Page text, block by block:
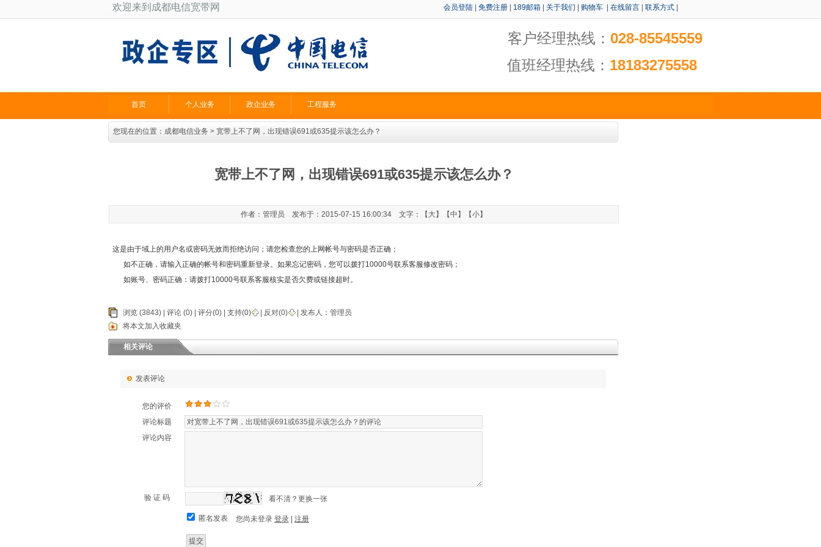
会员登陆 免费注册 189邮箱 关于我们 购物车 在线留言 联系方式
客户经理热线： 028-85545559
欢迎来到成都电信宽带网
首页 个人业务 政企业务 工程服务
值班经理热线： 18183275558
您现在的位置： 成都电信业务 > 宽带上不了网，出现错误691或635提示该怎么办？
宽带上不了网，出现错误691或635提示该怎么办？
作者：管理员 发布于：2015-07-15 16:00:34 文字：【 大】【中 】【小】
这是由于域上的用户名或密码无效而拒绝访问；请您检查您的上网帐号与密码是否正确；
如不正确，请输入正确的帐号和密码重新登录。如果忘记密码，您可以拨打10000号联系客服修改密码；
如账号、密码正确：请拨打10000号联系客服核实是否欠费或链接超时。
浏览 (3843) | 评论 (0) | 评分(0) | 支持(0) 反对(0) | 发布人： 管理员
将本文加入收藏夹
相关评论
发表评论
您的评价
评论标题
评论内容
验 证 码 看不清？更换一张
匿名发表 您尚未登录 登录 注册